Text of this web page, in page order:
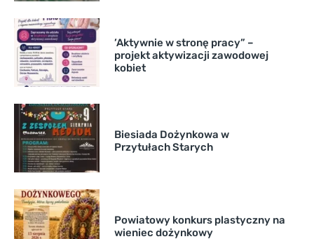
’Aktywnie w stronę pracy” –
projekt aktywizacji zawodowej
kobiet
Biesiada Dożynkowa w
Przytułach Starych
Powiatowy konkurs plastyczny na
wieniec dożynkowy